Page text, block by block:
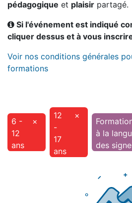
pédagogique et plaisir partagé.
Si l'événement est indiqué
cliquer dessus et à vous
Voir nos conditions générales
formations
6 -
12
ans
×
12
-
17
ans
×
à la
des